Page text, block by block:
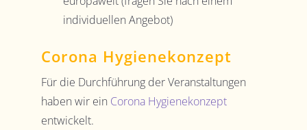
individuellen Angebot)
Corona Hygienekonzept
Für die Durchführung der Veranstaltungen
haben wir ein Corona Hygienekonzept
entwickelt.